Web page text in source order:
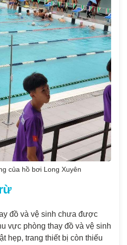
của hồ bơi Long Xuyên
đồ và vệ sinh chưa được
vực phòng thay đồ và vệ sinh
hẹp, trang thiết bị còn thiếu